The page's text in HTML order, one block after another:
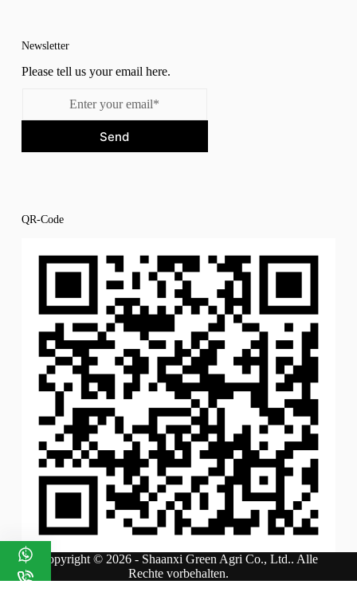
Newsletter
Please tell us your email here.
Send
QR-Code
Copyright © 2026 - Shaanxi Green Agri Co., Ltd.. Alle
Rechte vorbehalten.